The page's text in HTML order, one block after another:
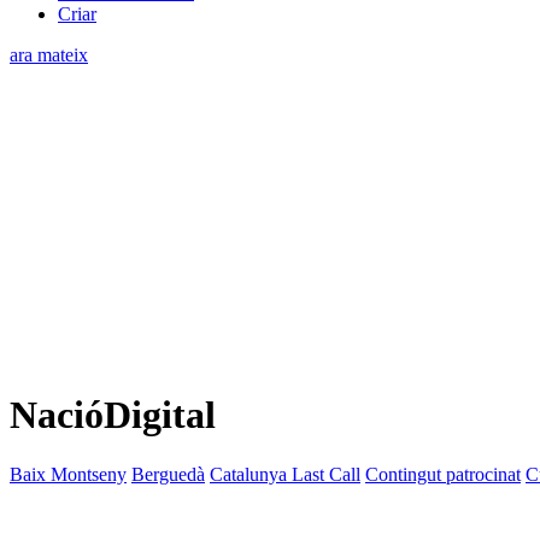
Criar
ara mateix
NacióDigital
Baix Montseny Berguedà Catalunya Last Call Contingut patrocinat